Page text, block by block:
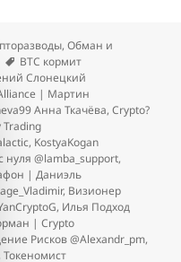
,Обман и
Метки
BTC кормит
Слонецкий
| Мартин
Анна Ткачёва,Crypto?
Trading
, KostyaKogan
нуля @lamba_support,
| Даниэль
, Визионер
, Илья Подход
| Crypto
Рисков @Alexandr_pm,
,Токеномист